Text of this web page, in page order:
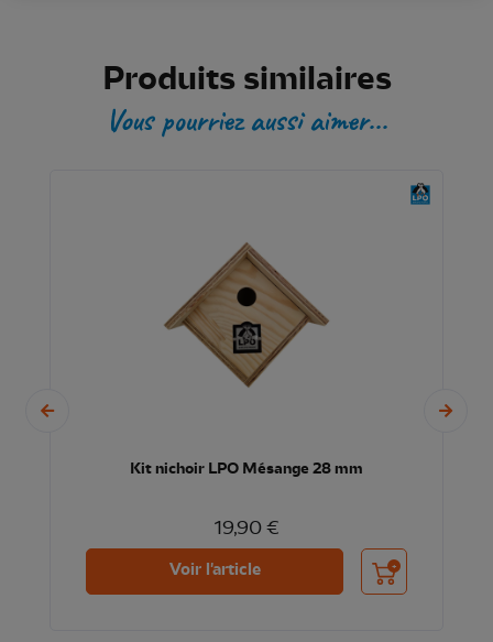
Produits similaires
Vous pourriez aussi aimer...
Kit nichoir LPO Mésange 28 mm
19,90 €
Voir l'article Ajouter au panier